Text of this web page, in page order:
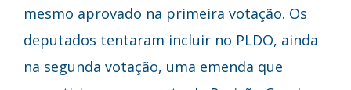
mesmo aprovado na primeira votação. Os
deputados tentaram incluir no PLDO, ainda
na segunda votação, uma emenda que